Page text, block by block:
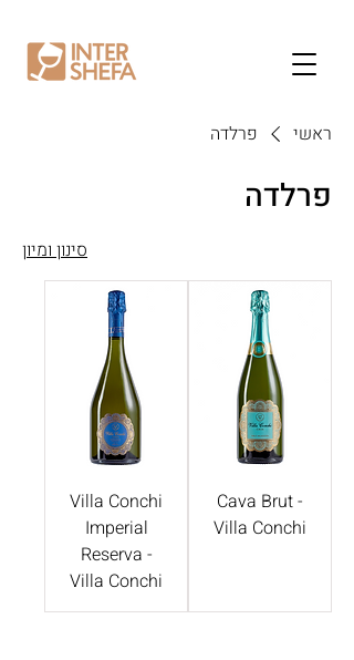
ראשי פרלדה
פרלדה
סינון ומיון
Cava Brut -
Villa Conchi
Villa Conchi
Imperial
Reserva -
Villa Conchi